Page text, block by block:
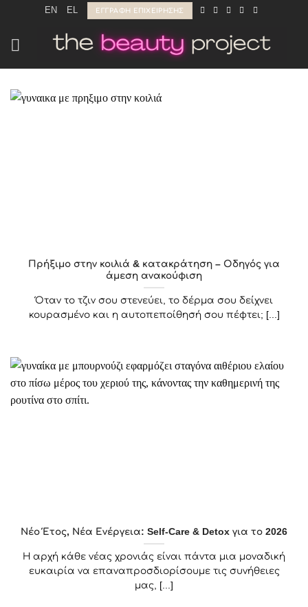
Μετάβαση
περιεχόμενο
EN EL ΕΓΓΡΑΦΉ ΕΠΙΧΕΊΡΗΣΗΣ
Πρήξιμο στην κοιλιά & κατακράτηση – Οδηγός για
άμεση ανακούφιση
Όταν το τζιν σου στενεύει, το δέρμα σου δείχνει
κουρασμένο και η αυτοπεποίθησή σου πέφτει; [...]
Νέο Έτος, Νέα Ενέργεια: Self-Care & Detox για το 2026
Η αρχή κάθε νέας χρονιάς είναι πάντα μια μοναδική
ευκαιρία να επαναπροσδιορίσουμε τις συνήθειες
μας, [...]